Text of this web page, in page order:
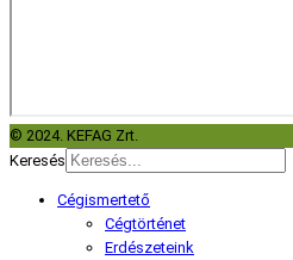
© 2024. KEFAG Zrt.
Keresés
Cégismertető
Cégtörténet
Erdészeteink